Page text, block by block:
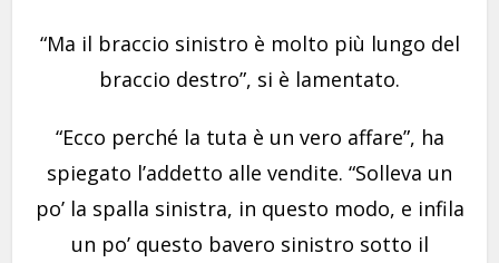
“Ma il braccio sinistro è molto più lungo del
braccio destro”, si è lamentato.
“Ecco perché la tuta è un vero affare”, ha
spiegato l’addetto alle vendite. “Solleva un
po’ la spalla sinistra, in questo modo, e infila
un po’ questo bavero sinistro sotto il